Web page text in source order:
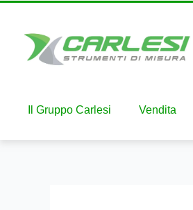
Il Gruppo Carlesi Vendita